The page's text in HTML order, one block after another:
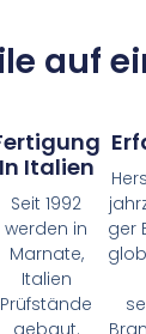
auf
In Italien
Seit 1992
werden in
Marnate,
Italien
Prüfstände
gebaut.
ger